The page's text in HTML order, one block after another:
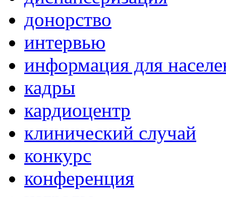
донорство
интервью
информация для
кадры
кардиоцентр
клинический случай
конкурс
конференция